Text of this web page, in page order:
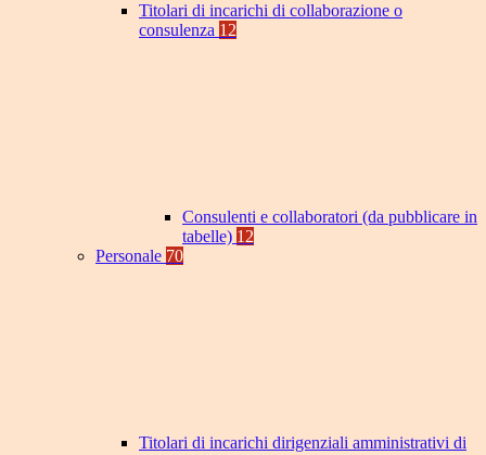
Titolari di incarichi di collaborazione o
consulenza 12
Consulenti e collaboratori (da pubblicare in
tabelle) 12
Personale 70
Titolari di incarichi dirigenziali amministrativi di